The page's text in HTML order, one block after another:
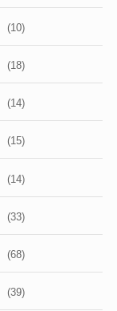
(10)
(18)
(14)
(15)
(14)
(33)
(68)
(39)